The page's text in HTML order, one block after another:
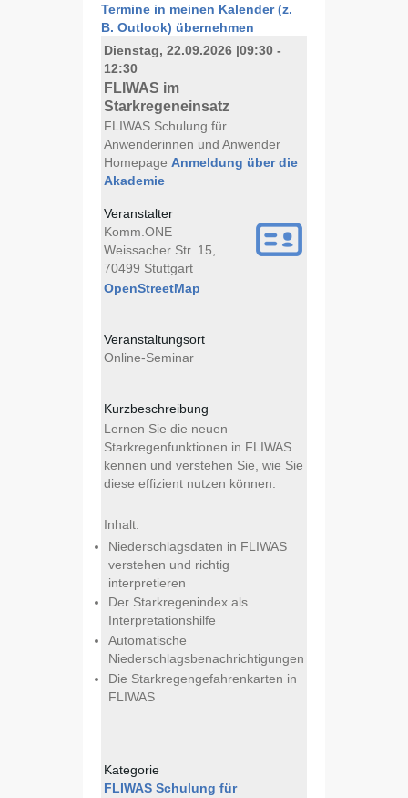
Termine in meinen Kalender (z.
B. Outlook) übernehmen
Dienstag, 22.09.2026 |09:30 -
12:30
FLIWAS im
Starkregeneinsatz
FLIWAS Schulung für
Anwenderinnen und Anwender
Homepage Anmeldung über die
Akademie
Veranstalter
Komm.ONE
Weissacher Str. 15,
70499 Stuttgart
OpenStreetMap
Veranstaltungsort
Online-Seminar
Kurzbeschreibung
Lernen Sie die neuen
Starkregenfunktionen in FLIWAS
kennen und verstehen Sie, wie Sie
diese effizient nutzen können.
Inhalt:
Niederschlagsdaten in FLIWAS
verstehen und richtig
interpretieren
Der Starkregenindex als
Interpretationshilfe
Automatische
Niederschlagsbenachrichtigungen
Die Starkregengefahrenkarten in
FLIWAS
Kategorie
FLIWAS Schulung für